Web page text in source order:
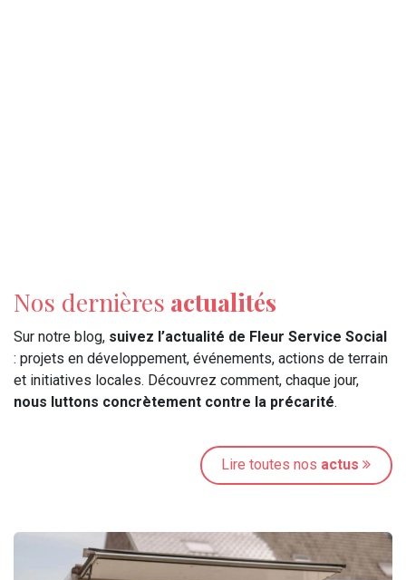
Nos dernières actualités
Sur notre blog, suivez l’actualité de Fleur Service Social
: projets en développement, événements, actions de terrain
et initiatives locales. Découvrez comment, chaque jour,
nous luttons concrètement contre la précarité.
Lire toutes nos actus